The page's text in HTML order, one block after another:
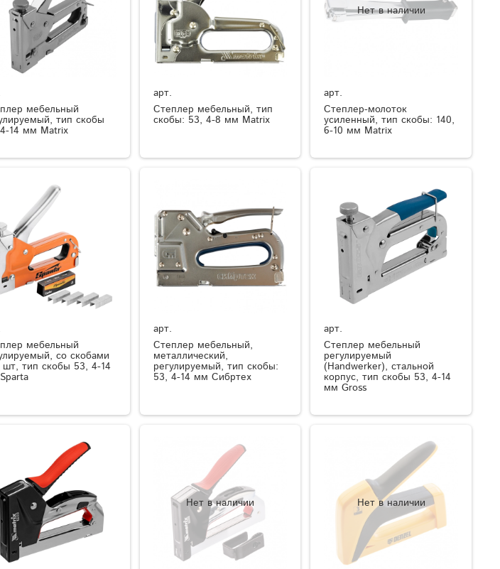
мебельный
тип скобы
14 мм Matrix
арт.
Степлер мебельный, тип
скобы: 53, 4-8 мм Matrix
Нет в наличии
арт.
Степлер-молоток
усиленный, тип скобы: 140,
6-10 мм Matrix
мебельный
со скобами
шт, тип скобы 53, 4-14
арт.
Степлер мебельный,
металлический,
регулируемый, тип скобы:
53, 4-14 мм Сибртех
арт.
Степлер мебельный
регулируемый
(Handwerker), стальной
корпус, тип скобы 53, 4-14
мм Gross
Нет в наличии Нет в наличии